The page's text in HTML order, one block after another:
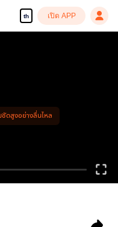
th เปิด APP
ดสูงอย่างลื่นไหล